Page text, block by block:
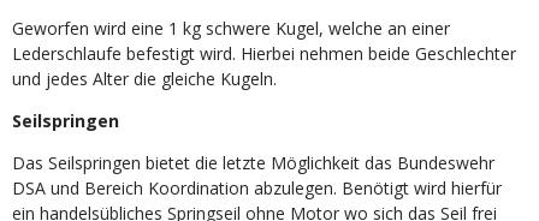
Geworfen wird eine 1 kg schwere Kugel, welche an einer
Lederschlaufe befestigt wird. Hierbei nehmen beide Geschlechter
und jedes Alter die gleiche Kugeln.
Seilspringen
Das Seilspringen bietet die letzte Möglichkeit das Bundeswehr
DSA und Bereich Koordination abzulegen. Benötigt wird hierfür
ein handelsübliches Springseil ohne Motor wo sich das Seil frei